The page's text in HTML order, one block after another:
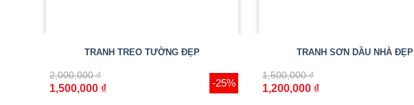
-25%
TRANH TREO TƯỜNG ĐẸP
2,000,000₫
1,500,000 ₫
TRANH SƠN DẦU NHÀ ĐẸP
1,500,000₫
1,200,000 ₫